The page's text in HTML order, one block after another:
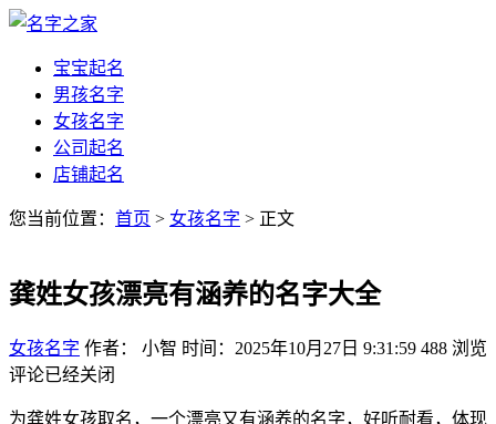
宝宝起名
男孩名字
女孩名字
公司起名
店铺起名
您当前位置： 首页 > 女孩名字 > 正文
龚姓女孩漂亮有涵养的名字大全
女孩名字 作者： 小智 时间：2025年10月27日 9:31:59 488 浏览
评论已经关闭
为龚姓女孩取名，一个漂亮又有涵养的名字，好听耐看，体现